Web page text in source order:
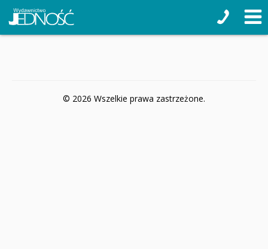
© 2026 Wszelkie prawa zastrzeżone.